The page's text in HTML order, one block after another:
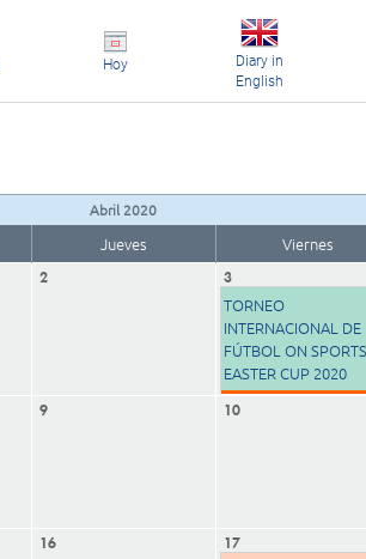
Hoy
Diary in
English
Abril 2020
Jueves Viernes
2 3
TORNEO
INTERNACIONAL DE
FÚTBOL ON SPORTS
EASTER CUP 2020
9 10
16 17